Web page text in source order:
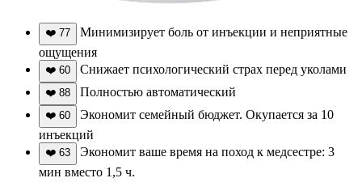
❤️ 77
Минимизирует боль от инъекции и неприятные
ощущения
❤️ 60 Снижает психологический страх перед уколами
❤️ 88 Полностью автоматический
❤️ 60
Экономит семейный бюджет. Окупается за 10
инъекций
❤️ 63
Экономит ваше время на поход к медсестре: 3
мин вместо 1,5 ч.